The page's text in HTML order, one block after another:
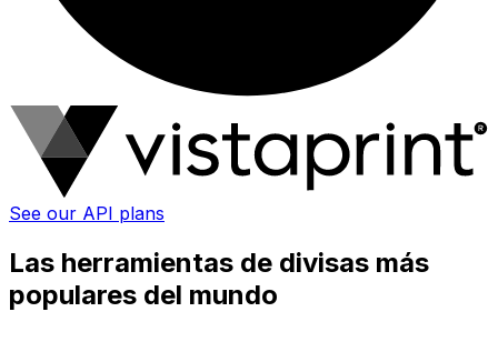
See our API plans
Las herramientas de divisas más
populares del mundo